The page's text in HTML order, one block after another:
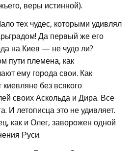
веры истинной).
тех чудес, которыми удивлял
Да первый же его
на Киев — не чудо ли?
пути племена, как
ему города свои. Как
без всякого
своих Аскольда и Дира. Все
И летописца это не удивляет.
как и Олег, заворожен одной
Руси.